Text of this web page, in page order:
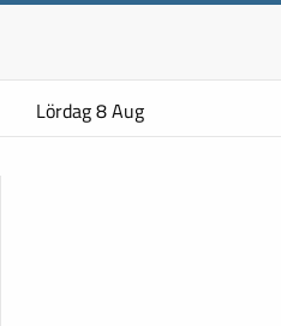
Lördag 8 Aug